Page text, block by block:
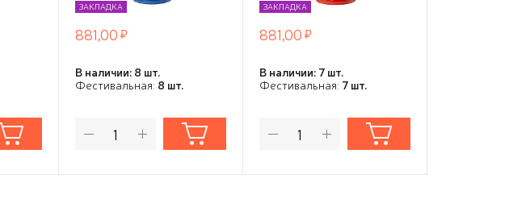
ЗАКЛАДКА
881,00
В наличии: 8 шт.
Фестивальная: 8 шт.
ЗАКЛАДКА
881,00
В наличии: 7 шт.
Фестивальная: 7 шт.